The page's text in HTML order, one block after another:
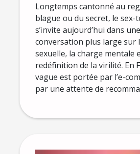
Longtemps cantonné au
blague ou du secret, le sex-
s’invite aujourd’hui dans une
conversation plus large sur
sexuelle, la charge mentale
redéfinition de la virilité. En
vague est portée par l’e-
par une attente de